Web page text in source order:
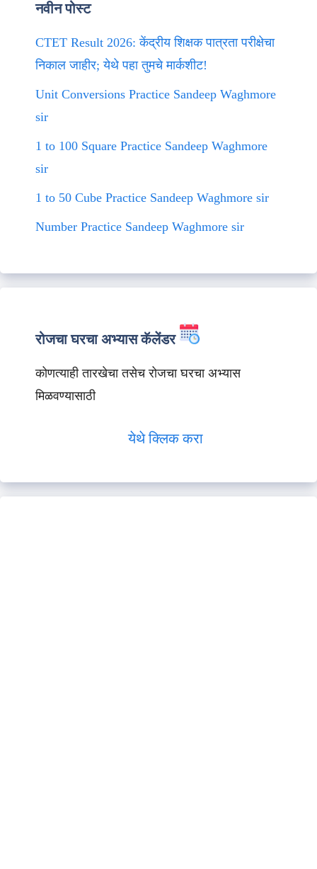
नवीन पोस्ट
CTET Result 2026: केंद्रीय शिक्षक पात्रता परीक्षेचा
निकाल जाहीर; येथे पहा तुमचे मार्कशीट!
Unit Conversions Practice Sandeep Waghmore
sir
1 to 100 Square Practice Sandeep Waghmore
sir
1 to 50 Cube Practice Sandeep Waghmore sir
Number Practice Sandeep Waghmore sir
रोजचा घरचा अभ्यास कॅलेंडर
कोणत्याही तारखेचा तसेच रोजचा घरचा अभ्यास
मिळवण्यासाठी
येथे क्लिक करा